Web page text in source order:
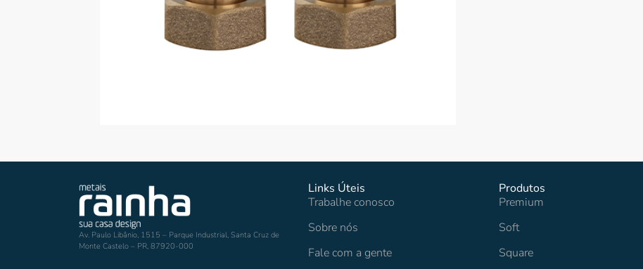
Av. Paulo Libânio, 1515 – Parque Industrial, Santa Cruz de
Monte Castelo – PR, 87920-000
Links Úteis
Trabalhe conosco
Sobre nós
Fale com a gente
Produtos
Premium
Soft
Square